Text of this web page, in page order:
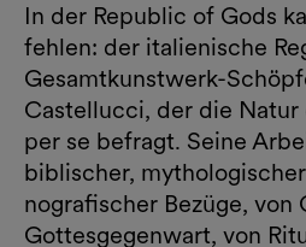
In der Republic of Gods
fehlen: der italieni­sche
Gesamtkunstwerk­-
Castellucci, der die Natur
per se befragt. Seine
biblischer,
nografischer Bezüge, von
Gottesgegenwart, von